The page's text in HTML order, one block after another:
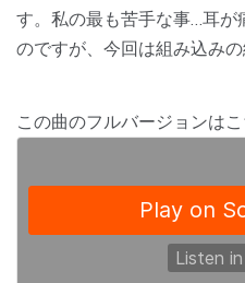
す。私の最も苦手な事…耳
のですが、今回は組み込みの
この曲のフルバージョンはこ